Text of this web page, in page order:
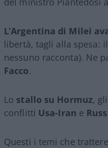
L’Argentina di Milei
libertà, tagli alla spesa:
nessuno racconta). Ne
Facco.
Lo stallo su Hormuz,
conflitti Usa-Iran e
Questi i temi che